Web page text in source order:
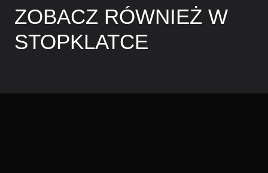
ZOBACZ RÓWNIEŻ W
STOPKLATCE